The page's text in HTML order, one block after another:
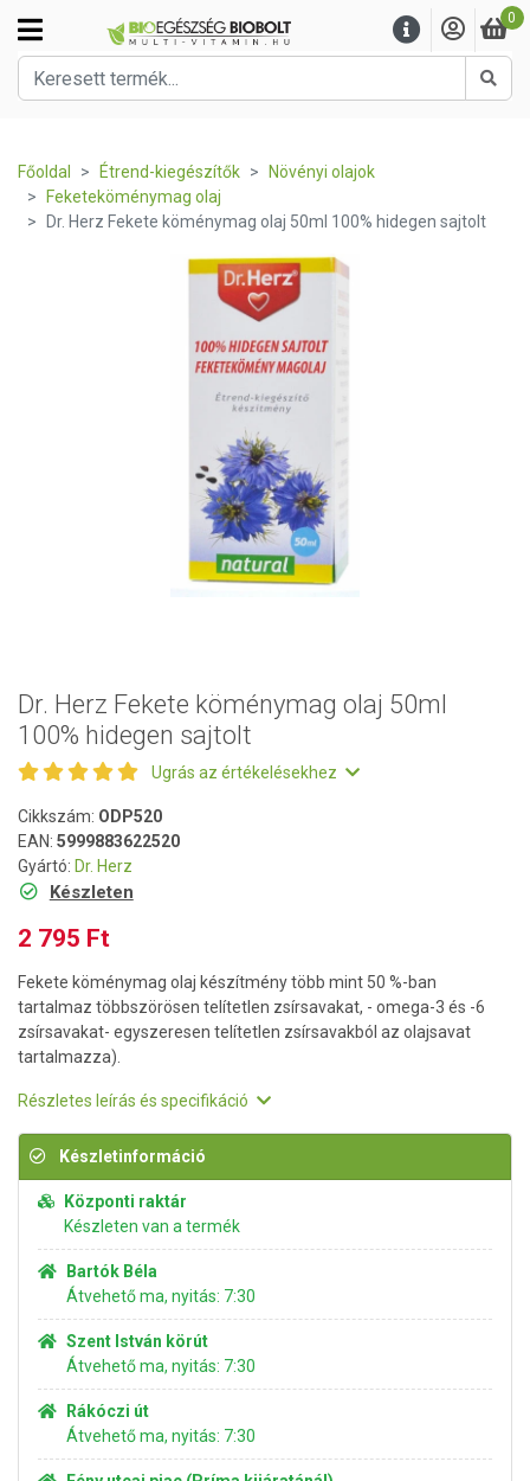
0
Főoldal Étrend-kiegészítők
Növényi olajok
Feketeköménymag olaj
Dr. Herz Fekete köménymag olaj 50ml 100% hidegen sajtolt
Dr. Herz Fekete köménymag olaj 50ml
100% hidegen sajtolt
Ugrás az értékelésekhez
Cikkszám: ODP520
EAN: 5999883622520
Gyártó: Dr. Herz
Készleten
2 795 Ft
Fekete köménymag olaj készítmény több mint 50 %-ban
tartalmaz többszörösen telítetlen zsírsavakat, - omega-3 és -6
zsírsavakat- egyszeresen telítetlen zsírsavakból az olajsavat
tartalmazza).
Részletes leírás és specifikáció
Készletinformáció
Központi raktár
Készleten van a termék
Bartók Béla
Átvehető ma, nyitás: 7:30
Szent István körút
Átvehető ma, nyitás: 7:30
Rákóczi út
Átvehető ma, nyitás: 7:30